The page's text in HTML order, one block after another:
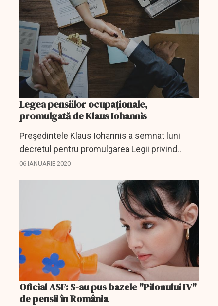
luni,...
Legea pensiilor ocupaționale,
promulgată de Klaus Iohannis
Preşedintele Klaus Iohannis a semnat luni
decretul pentru promulgarea Legii privind
pensiile ocupaţionale, potrivit unui comunicat
Administraţia Prezidenţială.
06 IANUARIE 2020
Oficial ASF: S-au pus bazele "Pilonului IV"
de pensii în România